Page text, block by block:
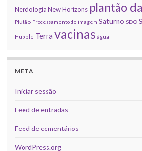
Nerdologia New Horizons plantão
Plutão Processamento de imagem Saturno SDO
Hubble Terra vacinas água
META
Iniciar sessão
Feed de entradas
Feed de comentários
WordPress.org